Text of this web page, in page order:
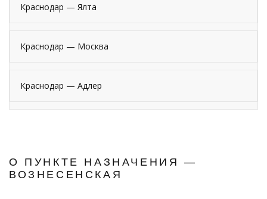
Краснодар — Ялта
Краснодар — Москва
Краснодар — Адлер
О ПУНКТЕ НАЗНАЧЕНИЯ —
ВОЗНЕСЕНСКАЯ